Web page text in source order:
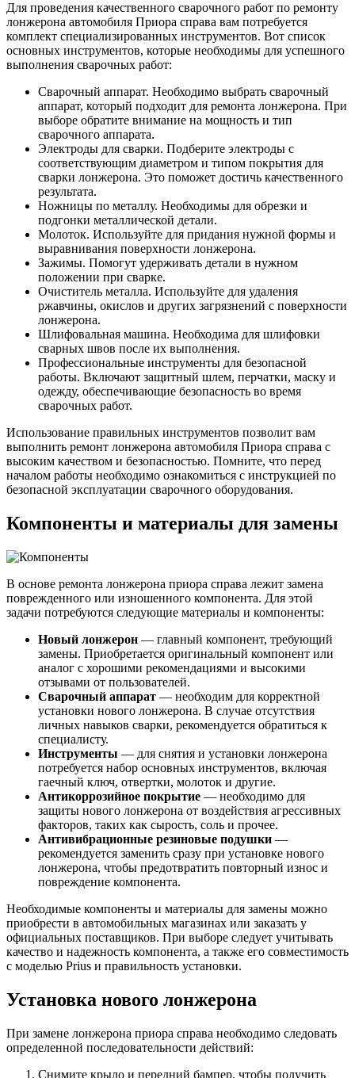
Для проведения качественного сварочного работ по ремонту
лонжерона автомобиля Приора справа вам потребуется
комплект специализированных инструментов. Вот список
основных инструментов, которые необходимы для успешного
выполнения сварочных работ:
Сварочный аппарат. Необходимо выбрать сварочный
аппарат, который подходит для ремонта лонжерона. При
выборе обратите внимание на мощность и тип
сварочного аппарата.
Электроды для сварки. Подберите электроды с
соответствующим диаметром и типом покрытия для
сварки лонжерона. Это поможет достичь качественного
результата.
Ножницы по металлу. Необходимы для обрезки и
подгонки металлической детали.
Молоток. Используйте для придания нужной формы и
выравнивания поверхности лонжерона.
Зажимы. Помогут удерживать детали в нужном
положении при сварке.
Очиститель металла. Используйте для удаления
ржавчины, окислов и других загрязнений с поверхности
лонжерона.
Шлифовальная машина. Необходима для шлифовки
сварных швов после их выполнения.
Профессиональные инструменты для безопасной
работы. Включают защитный шлем, перчатки, маску и
одежду, обеспечивающие безопасность во время
сварочных работ.
Использование правильных инструментов позволит вам
выполнить ремонт лонжерона автомобиля Приора справа с
высоким качеством и безопасностью. Помните, что перед
началом работы необходимо ознакомиться с инструкцией по
безопасной эксплуатации сварочного оборудования.
Компоненты и материалы для замены
В основе ремонта лонжерона приора справа лежит замена
поврежденного или изношенного компонента. Для этой
задачи потребуются следующие материалы и компоненты:
Новый лонжерон — главный компонент, требующий
замены. Приобретается оригинальный компонент или
аналог с хорошими рекомендациями и высокими
отзывами от пользователей.
Сварочный аппарат — необходим для корректной
установки нового лонжерона. В случае отсутствия
личных навыков сварки, рекомендуется обратиться к
специалисту.
Инструменты — для снятия и установки лонжерона
потребуется набор основных инструментов, включая
гаечный ключ, отвертки, молоток и другие.
Антикоррозийное покрытие — необходимо для
защиты нового лонжерона от воздействия агрессивных
факторов, таких как сырость, соль и прочее.
Антивибрационные резиновые подушки —
рекомендуется заменить сразу при установке нового
лонжерона, чтобы предотвратить повторный износ и
повреждение компонента.
Необходимые компоненты и материалы для замены можно
приобрести в автомобильных магазинах или заказать у
официальных поставщиков. При выборе следует учитывать
качество и надежность компонента, а также его совместимость
с моделью Prius и правильность установки.
Установка нового лонжерона
При замене лонжерона приора справа необходимо следовать
определенной последовательности действий:
Снимите крыло и передний бампер, чтобы получить